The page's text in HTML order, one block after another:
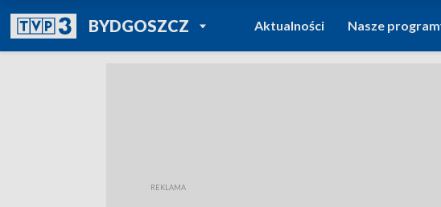
BYDGOSZCZPOWRÓT DO
TVP REGIONY
Aktualności Nasze